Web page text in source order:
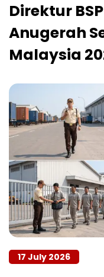
Direktur
Anugerah
Malaysia
17 July 2026